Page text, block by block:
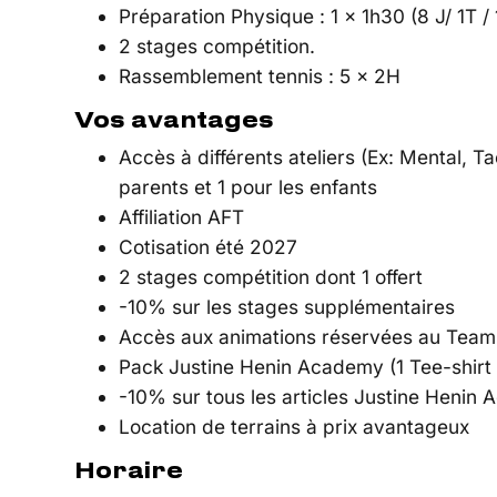
Préparation Physique : 1 x 1h30 (8 J/ 1T /
2 stages compétition.
Rassemblement tennis : 5 x 2H
Vos avantages
Accès à différents ateliers (Ex: Mental,
parents et 1 pour les enfants
Affiliation AFT
Cotisation été 2027
2 stages compétition dont 1 offert
-10% sur les stages supplémentaires
Accès aux animations réservées au
Pack Justine Henin Academy (1 Tee-
-10% sur tous les articles Justine Henin
Location de terrains à prix avantageux
Horaire